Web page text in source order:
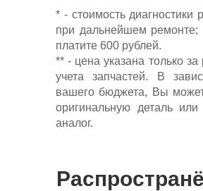
* - стоимость диагностики
при дальнейшем ремонте;
платите 600 рублей.
** - цена указана только за
учета запчастей. В
вашего бюджета, Вы
оригинальную деталь или
аналог.